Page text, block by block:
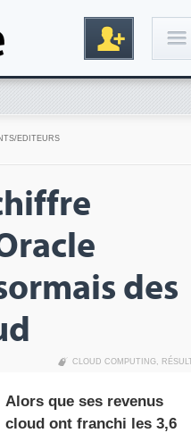
Inscription
EDITEURS
des
CLOUD COMPUTING,
Alors que ses revenus
cloud ont franchi les 3,6